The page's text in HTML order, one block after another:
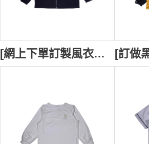
[網上下單訂製風衣校服外套] | 訂製校褸 | 黑色風衣外套 | Belair Public School | 白色裝飾條校褸 | 校褸供應商 SU415